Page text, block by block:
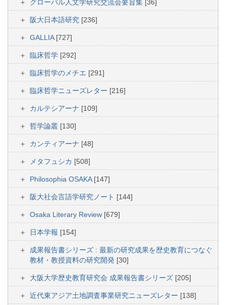
グローバル人文学研究交流会要旨集 [36]
阪大日本語研究 [236]
GALLIA [727]
臨床哲学 [292]
臨床哲学のメチエ [291]
臨床哲学ニューズレター [216]
カルテシアーナ [109]
哲学論叢 [130]
カンティアーナ [48]
メタフュシカ [508]
Philosophia OSAKA [147]
阪大社会言語学研究ノート [144]
Osaka Literary Review [679]
日本学報 [154]
成果報告書シリーズ : 最新の研究成果を歴史教育につなぐ
教材・教授資料の研究開発 [30]
大阪大学歴史教育研究会 成果報告書シリーズ [205]
近代東アジア土地調査事業研究ニューズレター [138]